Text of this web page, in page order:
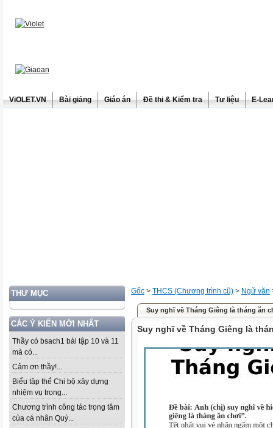
ViOLET.VN Bài giảng Giáo án Đề thi & Kiểm tra Tư liệu E-
THƯ MỤC
CÁC Ý KIẾN MỚI NHẤT
Thầy có bsach1 bài tập 10 và 11
mà có...
Cảm ơn thầy!...
Biểu tập thể Chi bộ xây dựng
nhiệm vụ trọng...
Chương trình công tác trọng tâm
của cá nhân Quý...
Gốc > THCS (Chương trình cũ) > Ngữ văn
Suy nghĩ về Tháng Giêng là tháng ăn
Suy nghĩ về Tháng Giêng là